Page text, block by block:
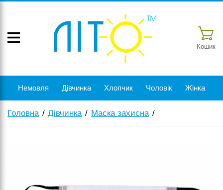
Кошик
Немовля Дівчинка Хлопчик Чоловік Жінка
Головна Дівчинка Маска захисна